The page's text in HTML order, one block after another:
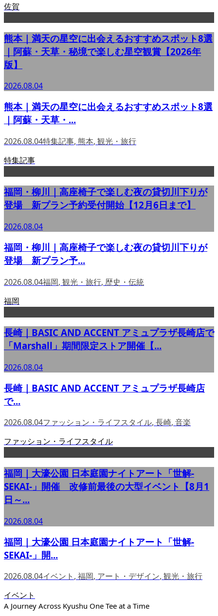
佐賀
熊本｜満天の星空に出会えるおすすめスポット8選
｜阿蘇・天草・秘境で楽しむ星空観賞【2026年
版】
2026.08.04
熊本｜満天の星空に出会えるおすすめスポット8選
｜阿蘇・天草・...
2026.08.04特集記事, 熊本, 観光・旅行
特集記事
福岡・柳川｜高座椅子で楽しむ夜の貸切川下りが
登場 新プラン予約受付開始【12月6日まで】
2026.08.04
福岡・柳川｜高座椅子で楽しむ夜の貸切川下りが
登場 新プラン予...
2026.08.04福岡, 観光・旅行, 歴史・伝統
福岡
長崎｜BASIC AND ACCENT アミュプラザ長崎店で
「Marshall」期間限定ストア開催【...
2026.08.04
長崎｜BASIC AND ACCENT アミュプラザ長崎店
で...
2026.08.04ファッション・ライフスタイル, 長崎, 音楽
ファッション・ライフスタイル
福岡｜大濠公園 日本庭園ナイトアート「世解-
SEKAI-」開催 改修前最後の大型イベント【8月1
日～...
2026.08.04
福岡｜大濠公園 日本庭園ナイトアート「世解-
SEKAI-」開...
2026.08.04イベント , 福岡, アート・デザイン, 観光・旅行
イベント
A Journey Across Kyushu One Tee at a Time